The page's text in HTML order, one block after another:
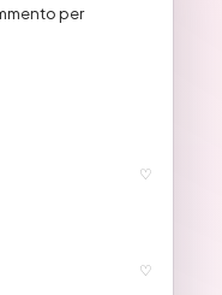
per
♡
♡